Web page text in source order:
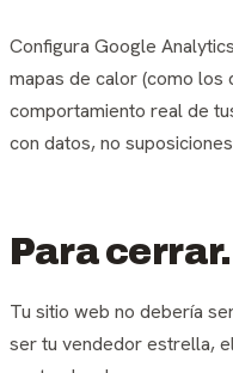
Configura Google
mapas de calor (como los
comportamiento real de
con datos, no
Para
Tu sitio web no debería
ser tu vendedor estrella,